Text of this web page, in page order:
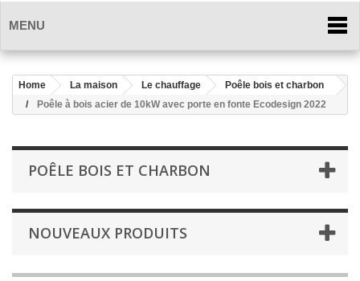
MENU
Home La maison Le chauffage
Poêle bois et charbon
Poêle à bois acier de 10kW avec porte en fonte Ecodesign 2022
POÊLE BOIS ET CHARBON
NOUVEAUX PRODUITS